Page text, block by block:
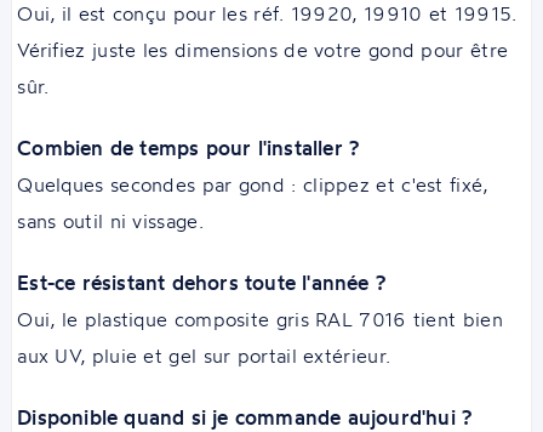
Oui, il est conçu pour les réf. 19920, 19910 et 19915.
Vérifiez juste les dimensions de votre gond pour être
sûr.
Combien de temps pour l'installer ?
Quelques secondes par gond : clippez et c'est fixé,
sans outil ni vissage.
Est-ce résistant dehors toute l'année ?
Oui, le plastique composite gris RAL 7016 tient bien
aux UV, pluie et gel sur portail extérieur.
Disponible quand si je commande aujourd'hui ?